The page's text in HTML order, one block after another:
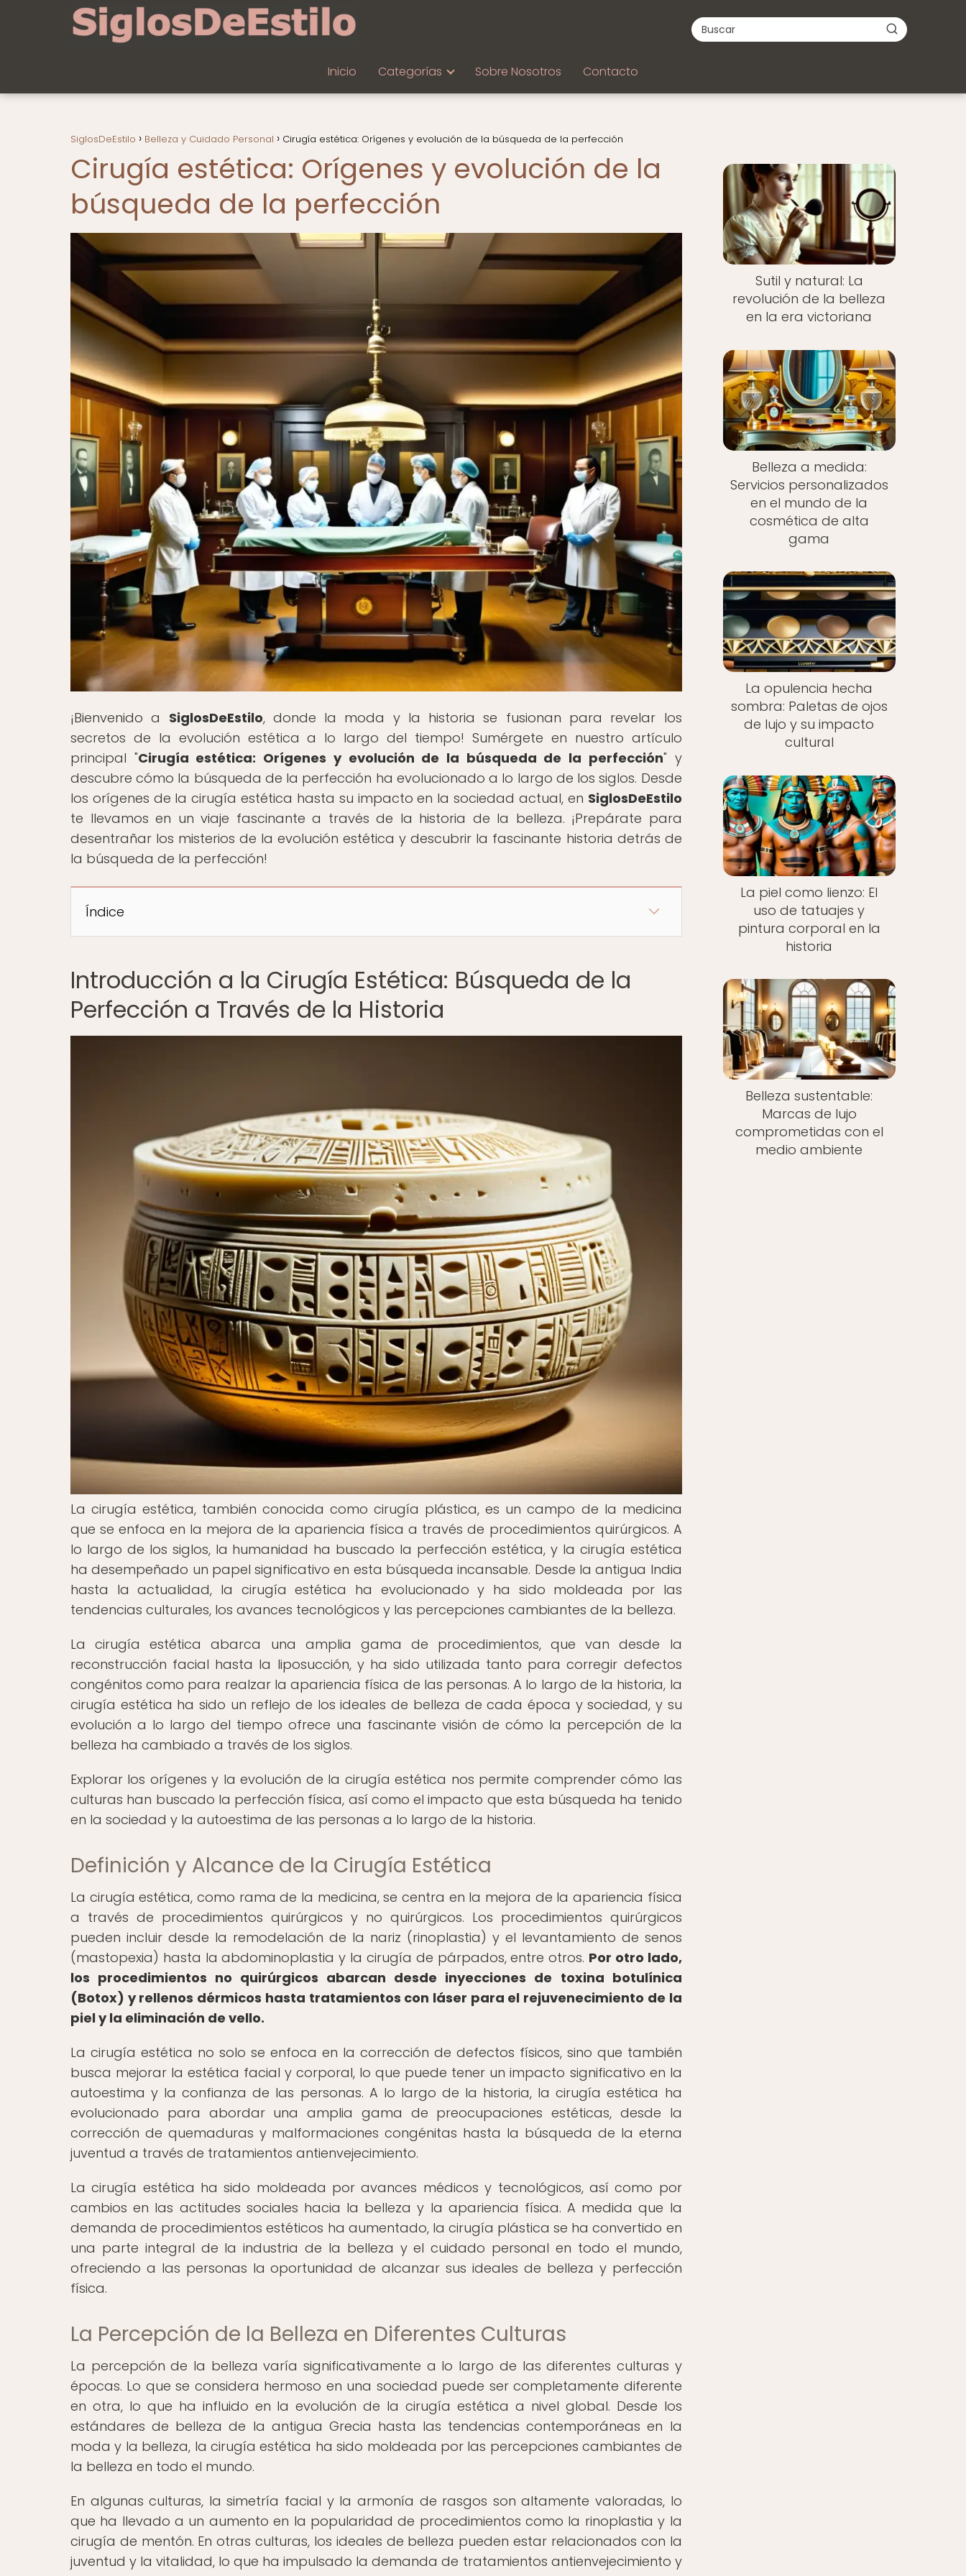
Inicio Categorías Sobre Nosotros Contacto
SiglosDeEstilo Belleza y Cuidado Personal Cirugía estética: Orígenes y evolución de la búsqueda de la perfección
Cirugía estética: Orígenes y evolución de la
búsqueda de la perfección
¡Bienvenido a SiglosDeEstilo, donde la moda y la historia se fusionan para revelar los
secretos de la evolución estética a lo largo del tiempo! Sumérgete en nuestro artículo
principal "Cirugía estética: Orígenes y evolución de la búsqueda de la perfección" y
descubre cómo la búsqueda de la perfección ha evolucionado a lo largo de los siglos. Desde
los orígenes de la cirugía estética hasta su impacto en la sociedad actual, en SiglosDeEstilo
te llevamos en un viaje fascinante a través de la historia de la belleza. ¡Prepárate para
desentrañar los misterios de la evolución estética y descubrir la fascinante historia detrás de
la búsqueda de la perfección!
Índice
Introducción a la Cirugía Estética: Búsqueda de la
Perfección a Través de la Historia
La cirugía estética, también conocida como cirugía plástica, es un campo de la medicina
que se enfoca en la mejora de la apariencia física a través de procedimientos quirúrgicos. A
lo largo de los siglos, la humanidad ha buscado la perfección estética, y la cirugía estética
ha desempeñado un papel significativo en esta búsqueda incansable. Desde la antigua India
hasta la actualidad, la cirugía estética ha evolucionado y ha sido moldeada por las
tendencias culturales, los avances tecnológicos y las percepciones cambiantes de la belleza.
La cirugía estética abarca una amplia gama de procedimientos, que van desde la
reconstrucción facial hasta la liposucción, y ha sido utilizada tanto para corregir defectos
congénitos como para realzar la apariencia física de las personas. A lo largo de la historia, la
cirugía estética ha sido un reflejo de los ideales de belleza de cada época y sociedad, y su
evolución a lo largo del tiempo ofrece una fascinante visión de cómo la percepción de la
belleza ha cambiado a través de los siglos.
Explorar los orígenes y la evolución de la cirugía estética nos permite comprender cómo las
culturas han buscado la perfección física, así como el impacto que esta búsqueda ha tenido
en la sociedad y la autoestima de las personas a lo largo de la historia.
Definición y Alcance de la Cirugía Estética
La cirugía estética, como rama de la medicina, se centra en la mejora de la apariencia física
a través de procedimientos quirúrgicos y no quirúrgicos. Los procedimientos quirúrgicos
pueden incluir desde la remodelación de la nariz (rinoplastia) y el levantamiento de senos
(mastopexia) hasta la abdominoplastia y la cirugía de párpados, entre otros. Por otro lado,
los procedimientos no quirúrgicos abarcan desde inyecciones de toxina botulínica
(Botox) y rellenos dérmicos hasta tratamientos con láser para el rejuvenecimiento de la
piel y la eliminación de vello.
La cirugía estética no solo se enfoca en la corrección de defectos físicos, sino que también
busca mejorar la estética facial y corporal, lo que puede tener un impacto significativo en la
autoestima y la confianza de las personas. A lo largo de la historia, la cirugía estética ha
evolucionado para abordar una amplia gama de preocupaciones estéticas, desde la
corrección de quemaduras y malformaciones congénitas hasta la búsqueda de la eterna
juventud a través de tratamientos antienvejecimiento.
La cirugía estética ha sido moldeada por avances médicos y tecnológicos, así como por
cambios en las actitudes sociales hacia la belleza y la apariencia física. A medida que la
demanda de procedimientos estéticos ha aumentado, la cirugía plástica se ha convertido en
una parte integral de la industria de la belleza y el cuidado personal en todo el mundo,
ofreciendo a las personas la oportunidad de alcanzar sus ideales de belleza y perfección
física.
La Percepción de la Belleza en Diferentes Culturas
La percepción de la belleza varía significativamente a lo largo de las diferentes culturas y
épocas. Lo que se considera hermoso en una sociedad puede ser completamente diferente
en otra, lo que ha influido en la evolución de la cirugía estética a nivel global. Desde los
estándares de belleza de la antigua Grecia hasta las tendencias contemporáneas en la
moda y la belleza, la cirugía estética ha sido moldeada por las percepciones cambiantes de
la belleza en todo el mundo.
En algunas culturas, la simetría facial y la armonía de rasgos son altamente valoradas, lo
que ha llevado a un aumento en la popularidad de procedimientos como la rinoplastia y la
cirugía de mentón. En otras culturas, los ideales de belleza pueden estar relacionados con la
juventud y la vitalidad, lo que ha impulsado la demanda de tratamientos antienvejecimiento y
Sutil y natural: La
revolución de la belleza
en la era victoriana
Belleza a medida:
Servicios personalizados
en el mundo de la
cosmética de alta
gama
La opulencia hecha
sombra: Paletas de ojos
de lujo y su impacto
cultural
La piel como lienzo: El
uso de tatuajes y
pintura corporal en la
historia
Belleza sustentable:
Marcas de lujo
comprometidas con el
medio ambiente